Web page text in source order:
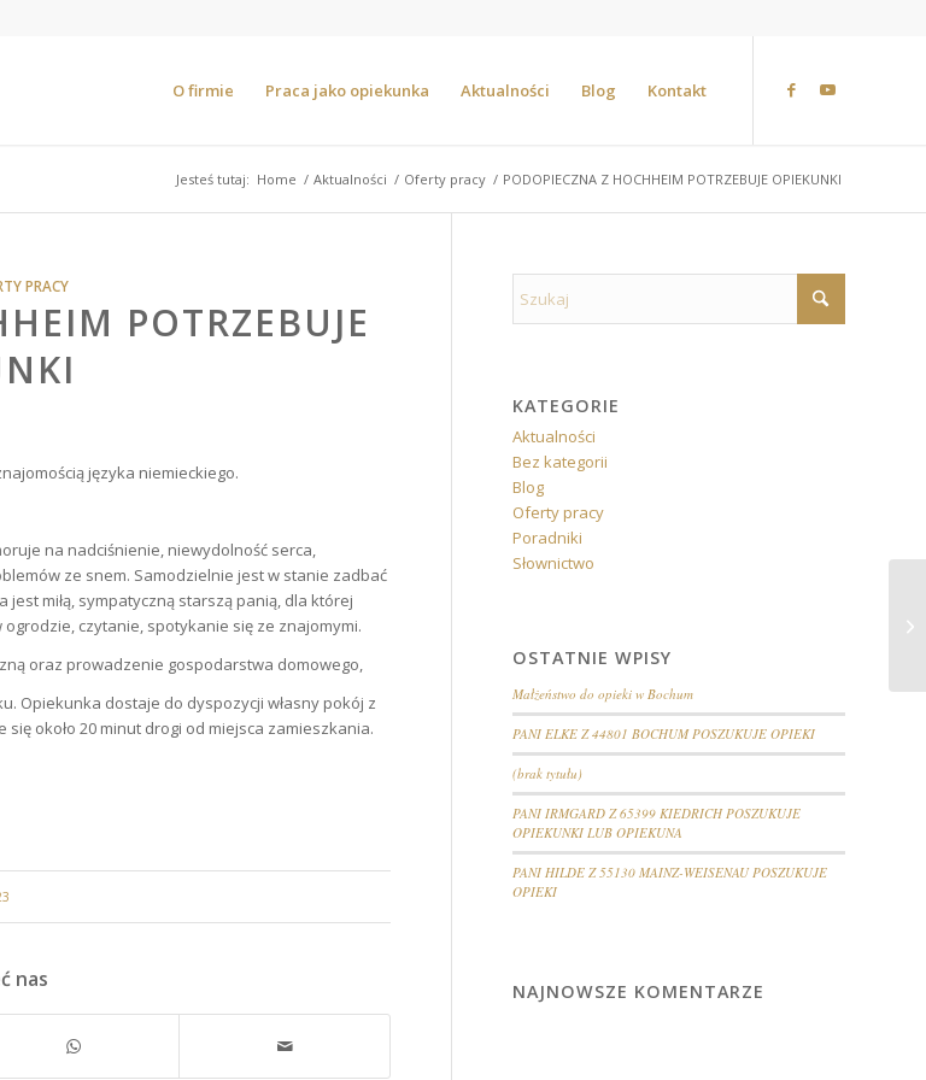
O firmie Praca jako opiekunka Aktualności Blog Kontakt
Jesteś tutaj: Home / Aktualności / Oferty pracy / PODOPIECZNA Z HOCHHEIM POTRZEBUJE OPIEKUNKI
PRACY
POTRZEBUJE
języka niemieckiego.
na nadciśnienie, niewydolność serca,
ze snem. Samodzielnie jest w stanie zadbać
miłą, sympatyczną starszą panią, dla której
czytanie, spotykanie się ze znajomymi.
oraz prowadzenie gospodarstwa domowego,
Opiekunka dostaje do dyspozycji własny pokój z
około 20 minut drogi od miejsca zamieszkania.
nas
KATEGORIE
Aktualności
Bez kategorii
Blog
Oferty pracy
Poradniki
Słownictwo
OSTATNIE WPISY
Małżeństwo do opieki w Bochum
PANI ELKE Z 44801 BOCHUM POSZUKUJE OPIEKI
(brak tytułu)
PANI IRMGARD Z 65399 KIEDRICH POSZUKUJE
OPIEKUNKI LUB OPIEKUNA
PANI HILDE Z 55130 MAINZ-WEISENAU POSZUKUJE
OPIEKI
NAJNOWSZE KOMENTARZE